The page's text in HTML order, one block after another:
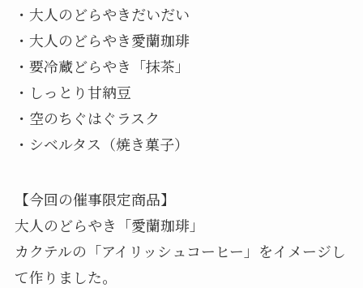
・大人のどらやきだいだい
・大人のどらやき愛蘭珈琲
・要冷蔵どらやき「抹茶」
・しっとり甘納豆
・空のちぐはぐラスク
・シベルタス（焼き菓子）
【今回の催事限定商品】
大人のどらやき「愛蘭珈琲」
カクテルの「アイリッシュコーヒー」をイメージし
て作りました。